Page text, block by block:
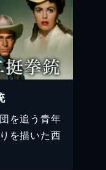
を追う青年
を描いた西